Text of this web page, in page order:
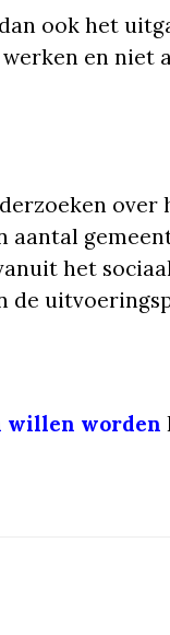
ook het
en niet
over
aantal
het
de
willen worden